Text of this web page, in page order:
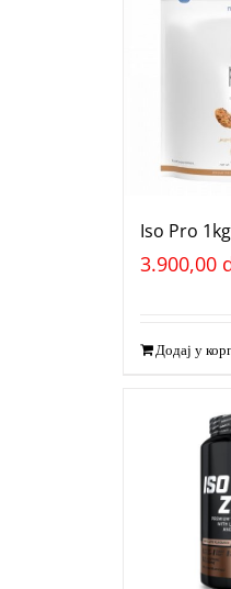
Iso Pro 1kg
3.900,00
Додај у